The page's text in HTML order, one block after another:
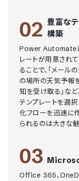
02 豊富な
構築
Power Automate
レートが用意され
ることで、「メール
の場所の天気予報
知を受け取る」な
テンプレートを選
化フローを迅速に
られるのは大きな魅
03
Office 365、